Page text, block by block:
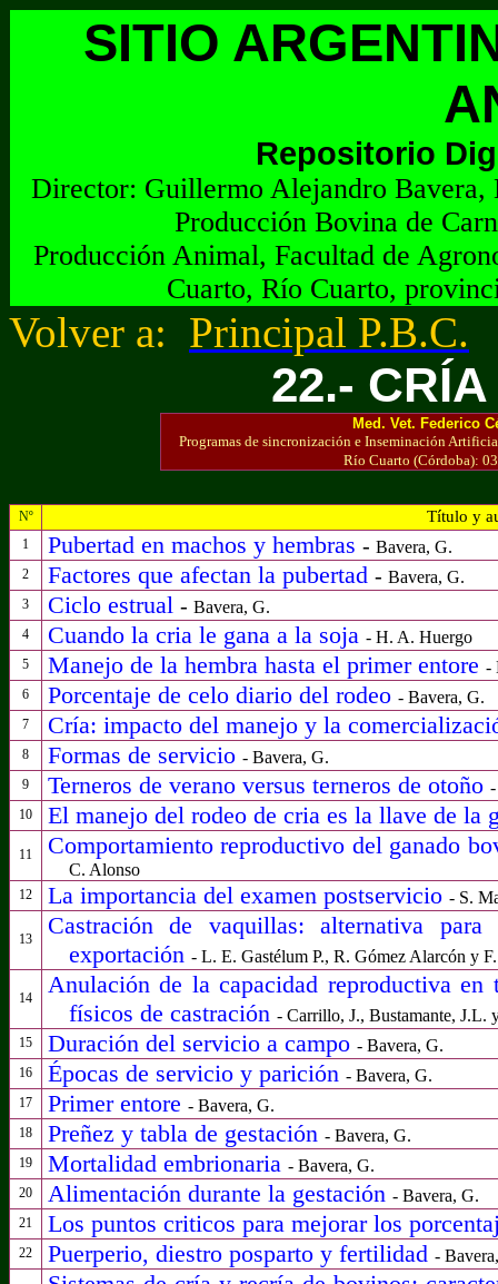
SITIO
Repositorio
Director: Guillermo Alejandro
Producción Bovina de
Producción Animal, Facultad de
Cuarto, Río Cuarto,
Volver a: Principal P.B.C.
22.-
Med. Vet. Federico
Programas de sincronización e Inseminación
Río Cuarto (Córdoba):
Nº Título y
1 Pubertad en machos y hembras - Bavera, G.
2 Factores que afectan la pubertad - Bavera, G.
3 Ciclo estrual - Bavera, G.
4 Cuando la cria le gana a la soja - H. A. Huergo
5 Manejo de la hembra hasta el primer entore -
6 Porcentaje de celo diario del rodeo - Bavera, G.
7 Cría: impacto del manejo y la
8 Formas de servicio - Bavera, G.
9 Terneros de verano versus terneros de otoño
10 El manejo del rodeo de cria es la llave de la
11 Comportamiento reproductivo del ganado
C. Alonso
12 La importancia del examen postservicio - S.
13
Castración de vaquillas: alternativa
exportación - L. E. Gastélum P., R. Gómez Alarcón y
14
Anulación de la capacidad reproductiva en
físicos de castración - Carrillo, J., Bustamante, J.L.
15 Duración del servicio a campo - Bavera, G.
16 Épocas de servicio y parición - Bavera, G.
17 Primer entore - Bavera, G.
18 Preñez y tabla de gestación - Bavera, G.
19 Mortalidad embrionaria - Bavera, G.
20 Alimentación durante la gestación - Bavera, G.
21 Los puntos criticos para mejorar los
22 Puerperio, diestro posparto y fertilidad -